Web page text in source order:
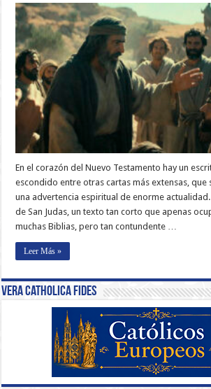
En el corazón del Nuevo Testamento hay un
escondido entre otras cartas más extensas,
una advertencia espiritual de enorme
de San Judas, un texto tan corto que apenas
muchas Biblias, pero tan contundente …
Leer Más »
Vera Catholica Fides